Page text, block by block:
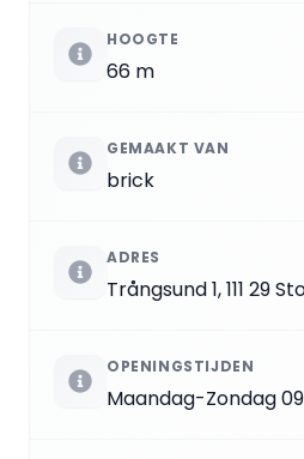
HOOGTE
66 m
GEMAAKT VAN
brick
ADRES
Trångsund 1, 111 29
OPENINGSTIJDEN
Maandag-Zondag